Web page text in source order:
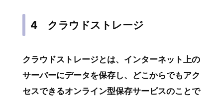
4 クラウドストレージ
クラウドストレージとは、インターネット上の
サーバーにデータを保存し、どこからでもアク
セスできるオンライン型保存サービスのことで